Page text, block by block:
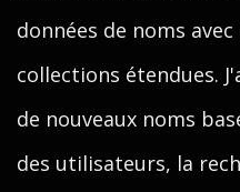
données de noms
collections étendues.
de nouveaux noms
des utilisateurs, la